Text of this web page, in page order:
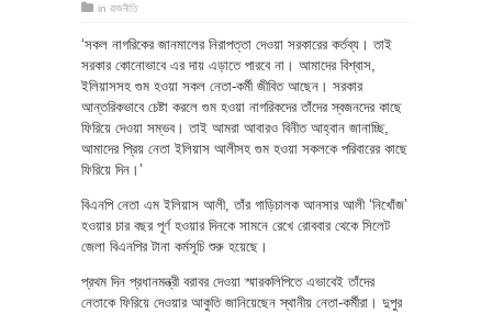
in রাজনীতি
‘সকল নাগরিকের জানমালের নিরাপত্তা দেওয়া সরকারের কর্তব্য। তাই
সরকার কোনোভাবে এর দায় এড়াতে পারবে না। আমাদের বিশ্বাস,
ইলিয়াসসহ গুম হওয়া সকল নেতা-কর্মী জীবিত আছেন। সরকার
আন্তরিকভাবে চেষ্টা করলে গুম হওয়া নাগরিকদের তাঁদের স্বজনদের কাছে
ফিরিয়ে দেওয়া সম্ভব। তাই আমরা আবারও বিনীত আহ্বান জানাচ্ছি,
আমাদের প্রিয় নেতা ইলিয়াস আলীসহ গুম হওয়া সকলকে পরিবারের কাছে
ফিরিয়ে দিন।’
বিএনপি নেতা এম ইলিয়াস আলী, তাঁর গাড়িচালক আনসার আলী ‘নিখোঁজ’
হওয়ার চার বছর পূর্ণ হওয়ার দিনকে সামনে রেখে রোববার থেকে সিলেট
জেলা বিএনপির টানা কর্মসূচি শুরু হয়েছে।
প্রথম দিন প্রধানমন্ত্রী বরাবর দেওয়া স্মারকলিপিতে এভাবেই তাঁদের
নেতাকে ফিরিয়ে দেওয়ার আকুতি জানিয়েছেন স্থানীয় নেতা-কর্মীরা। দুপুর